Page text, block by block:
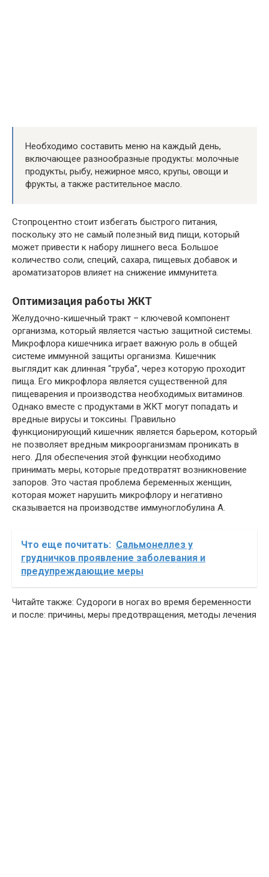
Необходимо составить меню на каждый день,
включающее разнообразные продукты: молочные
продукты, рыбу, нежирное мясо, крупы, овощи и
фрукты, а также растительное масло.
Стопроцентно стоит избегать быстрого питания,
поскольку это не самый полезный вид пищи, который
может привести к набору лишнего веса. Большое
количество соли, специй, сахара, пищевых добавок и
ароматизаторов влияет на снижение иммунитета.
Оптимизация работы ЖКТ
Желудочно-кишечный тракт – ключевой компонент
организма, который является частью защитной системы.
Микрофлора кишечника играет важную роль в общей
системе иммунной защиты организма. Кишечник
выглядит как длинная “труба”, через которую проходит
пища. Его микрофлора является существенной для
пищеварения и производства необходимых витаминов.
Однако вместе с продуктами в ЖКТ могут попадать и
вредные вирусы и токсины. Правильно
функционирующий кишечник является барьером, который
не позволяет вредным микроорганизмам проникать в
него. Для обеспечения этой функции необходимо
принимать меры, которые предотвратят возникновение
запоров. Это частая проблема беременных женщин,
которая может нарушить микрофлору и негативно
сказывается на производстве иммуноглобулина А.
Что еще почитать: Сальмонеллез у
грудничков проявление заболевания и
предупреждающие меры
Читайте также: Судороги в ногах во время беременности
и после: причины, меры предотвращения, методы лечения